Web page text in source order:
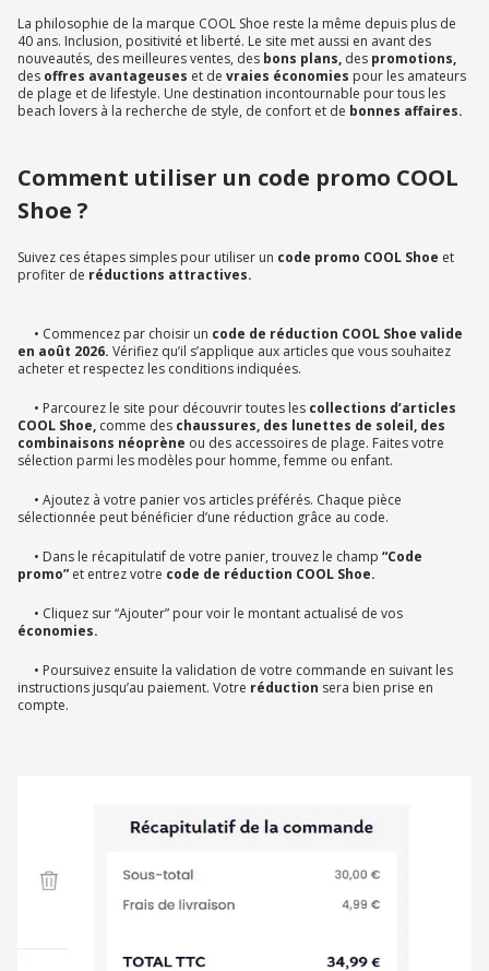
La philosophie de la marque COOL Shoe reste la même depuis plus de
40 ans. Inclusion, positivité et liberté. Le site met aussi en avant des
nouveautés, des meilleures ventes, des bons plans, des promotions,
des offres avantageuses et de vraies économies pour les amateurs
de plage et de lifestyle. Une destination incontournable pour tous les
beach lovers à la recherche de style, de confort et de bonnes affaires.
Comment utiliser un code promo COOL
Shoe ?
Suivez ces étapes simples pour utiliser un code promo COOL Shoe et
profiter de réductions attractives.
• Commencez par choisir un code de réduction COOL Shoe valide
en août 2026. Vérifiez qu’il s’applique aux articles que vous souhaitez
acheter et respectez les conditions indiquées.
• Parcourez le site pour découvrir toutes les collections d’articles
COOL Shoe, comme des chaussures, des lunettes de soleil, des
combinaisons néoprène ou des accessoires de plage. Faites votre
sélection parmi les modèles pour homme, femme ou enfant.
• Ajoutez à votre panier vos articles préférés. Chaque pièce
sélectionnée peut bénéficier d’une réduction grâce au code.
• Dans le récapitulatif de votre panier, trouvez le champ “Code
promo” et entrez votre code de réduction COOL Shoe.
• Cliquez sur “Ajouter” pour voir le montant actualisé de vos
économies.
• Poursuivez ensuite la validation de votre commande en suivant les
instructions jusqu’au paiement. Votre réduction sera bien prise en
compte.